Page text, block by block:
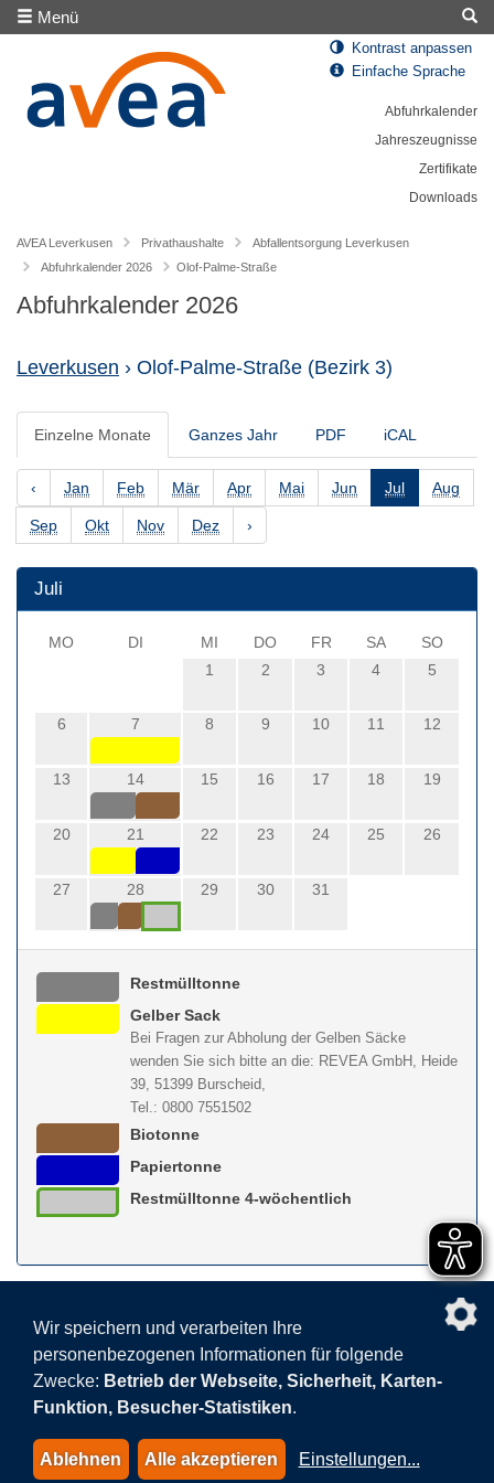
Menü
Kontrast anpassen
Einfache Sprache
Abfuhrkalender
Jahreszeugnisse
Zertifikate
Downloads
AVEA Leverkusen Privathaushalte
Abfallentsorgung Leverkusen
Abfuhrkalender 2026
Olof-Palme-Straße
Abfuhrkalender 2026
Leverkusen › Olof-Palme-Straße (Bezirk 3)
Einzelne Monate Ganzes Jahr PDF iCAL
‹ Jan Feb Mär Apr Mai Jun Jul Aug
Sep Okt Nov Dez ›
Juli
MO DI MI DO FR SA
SO
1
2 3 4 5
6 7 8 9 10 11 12
13 14 15 16 17 18 19
20 21 22 23 24 25 26
27 28 29 30 31
Restmülltonne
Gelber Sack
Bei Fragen zur Abholung der Gelben Säcke
wenden Sie sich bitte an die: REVEA GmbH, Heide
39, 51399 Burscheid,
Tel.: 0800 7551502
Biotonne
Papiertonne
Restmülltonne 4-wöchentlich
nach
Impressum
© 2015-2026 AVEA GmbH & Co. KG
Wir speichern und verarbeiten Ihre
personenbezogenen Informationen für folgende
Zwecke: Betrieb der Webseite, Sicherheit, Karten-
Funktion, Besucher-Statistiken.
Ablehnen Alle akzeptieren Einstellungen...